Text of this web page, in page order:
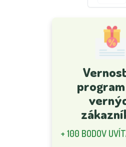
+ 100 BODOV